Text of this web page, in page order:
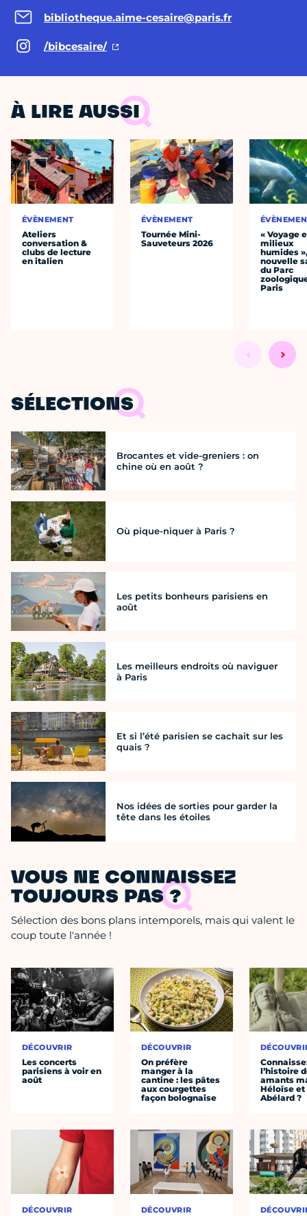
bibliotheque.aime-cesaire@paris.fr
/bibcesaire/
À LIRE AUSSI
ÉVÈNEMENT
Ateliers
conversation &
clubs de lecture
en italien
ÉVÈNEMENT
Tournée Mini-
Sauveteurs 2026
« Voyage
milieux
humides
nouvelle
du Parc
Paris
SÉLECTIONS
Brocantes et vide-greniers : on
chine où en août ?
Où pique-niquer à Paris ?
Les petits bonheurs parisiens en
août
Les meilleurs endroits où naviguer
à Paris
Et si l’été parisien se cachait sur les
quais ?
Nos idées de sorties pour garder la
tête dans les étoiles
VOUS NE CONNAISSEZ
TOUJOURS PAS ?
Sélection des bons plans intemporels, mais qui valent le
coup toute l'année !
DÉCOUVRIR
Les concerts
parisiens à voir en
août
DÉCOUVRIR
DÉCOUVRIR
On préfère
manger à la
cantine : les pâtes
aux courgettes
façon bolognaise
DÉCOUVRIR
l’histoire
amants
Héloïse et
Abélard ?